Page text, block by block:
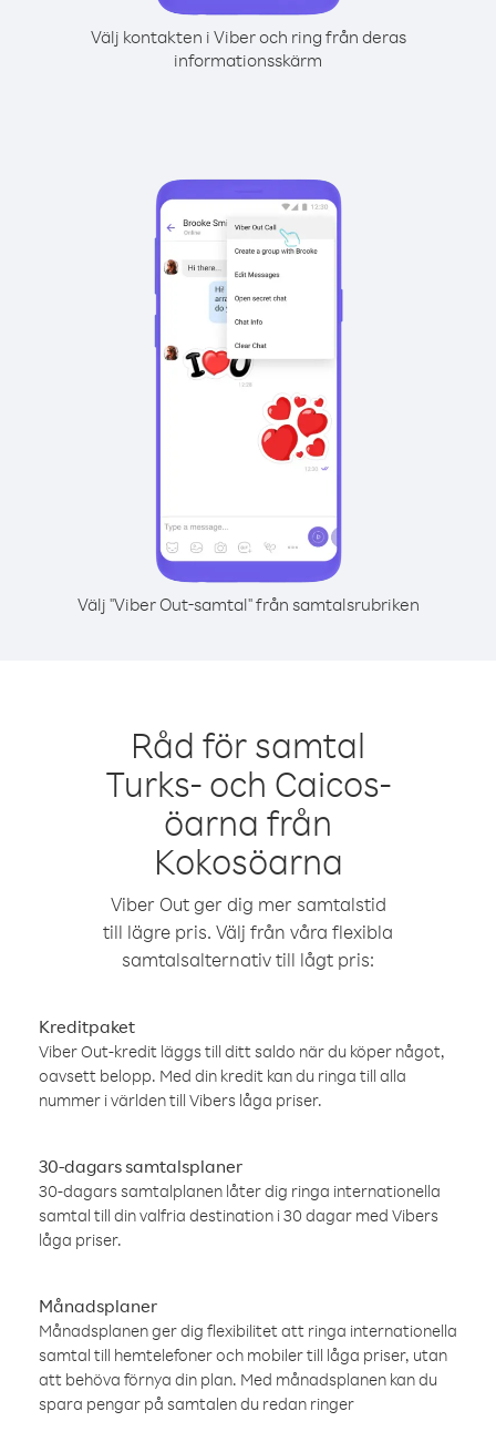
Välj kontakten i Viber och ring från deras
informationsskärm
Välj "Viber Out-samtal" från samtalsrubriken
Råd för samtal
Turks- och Caicos-
öarna från
Kokosöarna
Viber Out ger dig mer samtalstid
till lägre pris. Välj från våra flexibla
samtalsalternativ till lågt pris:
Kreditpaket
Viber Out-kredit läggs till ditt saldo när du köper något,
oavsett belopp. Med din kredit kan du ringa till alla
nummer i världen till Vibers låga priser.
30-dagars samtalsplaner
30-dagars samtalplanen låter dig ringa internationella
samtal till din valfria destination i 30 dagar med Vibers
låga priser.
Månadsplaner
Månadsplanen ger dig flexibilitet att ringa internationella
samtal till hemtelefoner och mobiler till låga priser, utan
att behöva förnya din plan. Med månadsplanen kan du
spara pengar på samtalen du redan ringer